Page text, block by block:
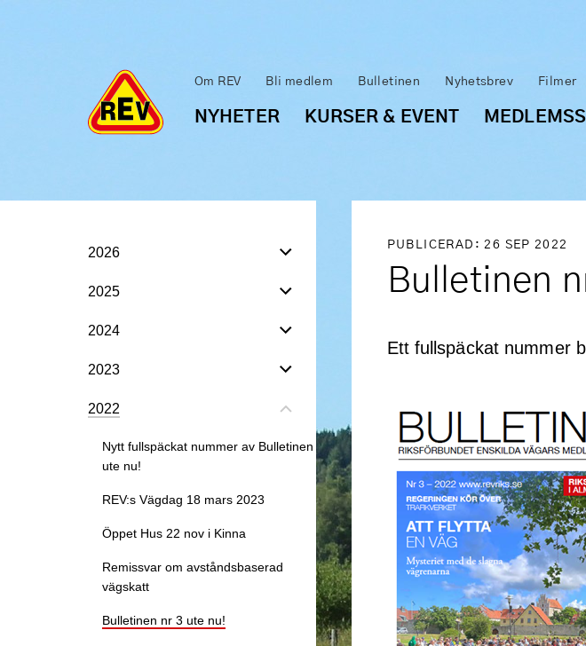
Om REV Bli medlem Bulletinen Nyhetsbrev Filmer
NYHETER KURSER & EVENT
2026
2025
2024
2023
2022
Nytt fullspäckat nummer av Bulletinen
ute nu!
REV:s Vägdag 18 mars 2023
Öppet Hus 22 nov i Kinna
Remissvar om avståndsbaserad
vägskatt
Bulletinen nr 3 ute nu!
PUBLICERAD: 26 SEP 2022
Bulletinen
Ett fullspäckat nummer